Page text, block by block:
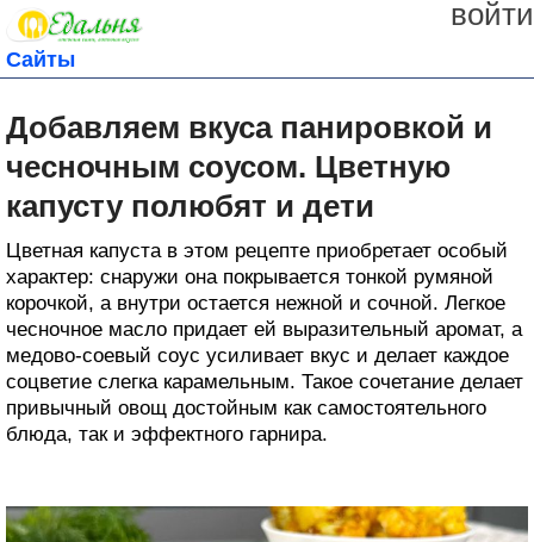
войти
Сайты
Добавляем вкуса панировкой и
чесночным соусом. Цветную
капусту полюбят и дети
Цветная капуста в этом рецепте приобретает особый
характер: снаружи она покрывается тонкой румяной
корочкой, а внутри остается нежной и сочной. Легкое
чесночное масло придает ей выразительный аромат, а
медово-соевый соус усиливает вкус и делает каждое
соцветие слегка карамельным. Такое сочетание делает
привычный овощ достойным как самостоятельного
блюда, так и эффектного гарнира.